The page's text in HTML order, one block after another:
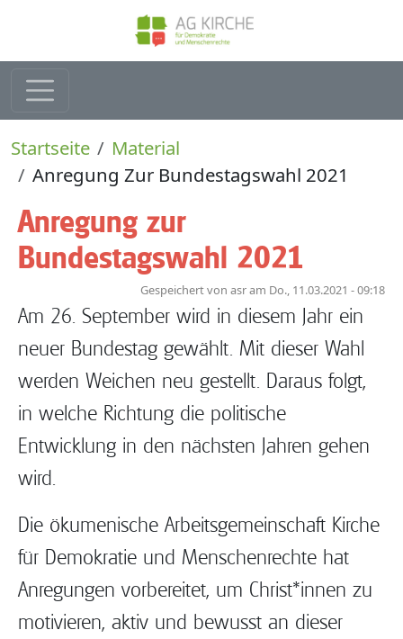
Direkt zum Inhalt
Pfadnavigation
Startseite
Material
Anregung Zur Bundestagswahl 2021
Anregung zur
Bundestagswahl 2021
Gespeichert von asram Do., 11.03.2021 - 09:18
Am 26. September wird in diesem Jahr ein
neuer Bundestag gewählt. Mit dieser Wahl
werden Weichen neu gestellt. Daraus folgt,
in welche Richtung die politische
Entwicklung in den nächsten Jahren gehen
wird.
Die ökumenische Arbeitsgemeinschaft Kirche
für Demokratie und Menschenrechte hat
Anregungen vorbereitet, um Christ*innen zu
motivieren, aktiv und bewusst an dieser